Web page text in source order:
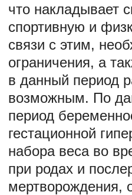
что накладывает
спортивную и
связи с этим,
ограничения, а
в данный период
возможным. По
период
гестационной
набора веса во
при родах и
мертворождения,